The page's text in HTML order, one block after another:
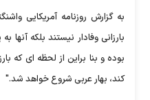
به گزارش روزنامه آمریکایی
بارزانی وفادار نیستند بلکه آنها
بوده و بنا براین از لحظه ای که
کند، بهار عربی شروع خواهد شد."